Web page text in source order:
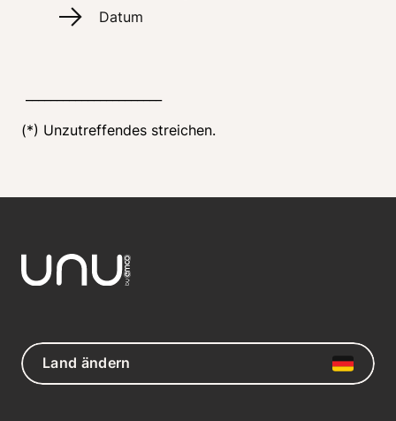
Datum
(*) Unzutreffendes streichen.
Land ändern